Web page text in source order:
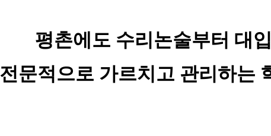
평촌에도 수리논술부터 대
전문적으로 가르치고 관리하는